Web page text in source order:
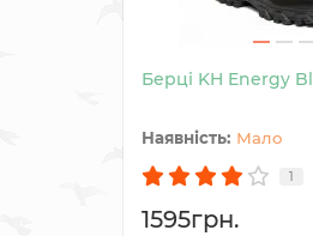
Берці KH Energy
Мало
1
1595грн.